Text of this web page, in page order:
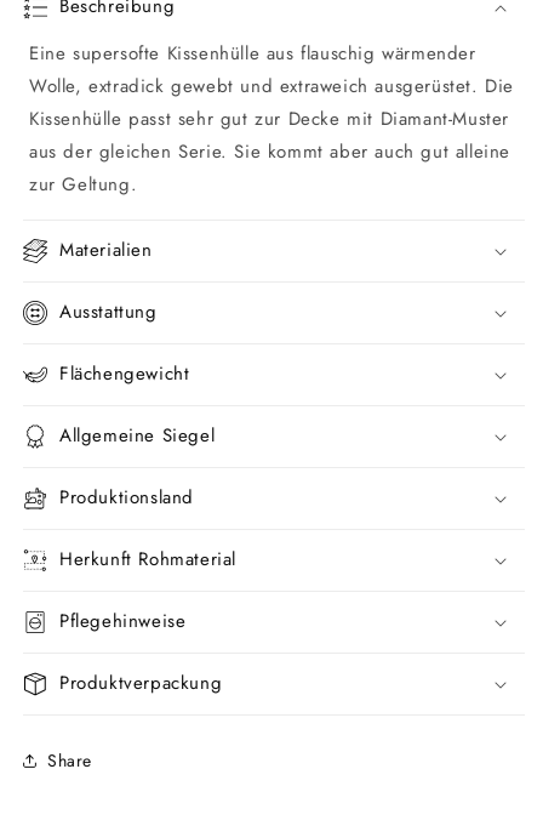
Beschreibung
Eine supersofte Kissenhülle aus flauschig wärmender
Wolle, extradick gewebt und extraweich ausgerüstet. Die
Kissenhülle passt sehr gut zur Decke mit Diamant-Muster
aus der gleichen Serie. Sie kommt aber auch gut alleine
zur Geltung.
Materialien
Ausstattung
Flächengewicht
Allgemeine Siegel
Produktionsland
Herkunft Rohmaterial
Pflegehinweise
Produktverpackung
Share